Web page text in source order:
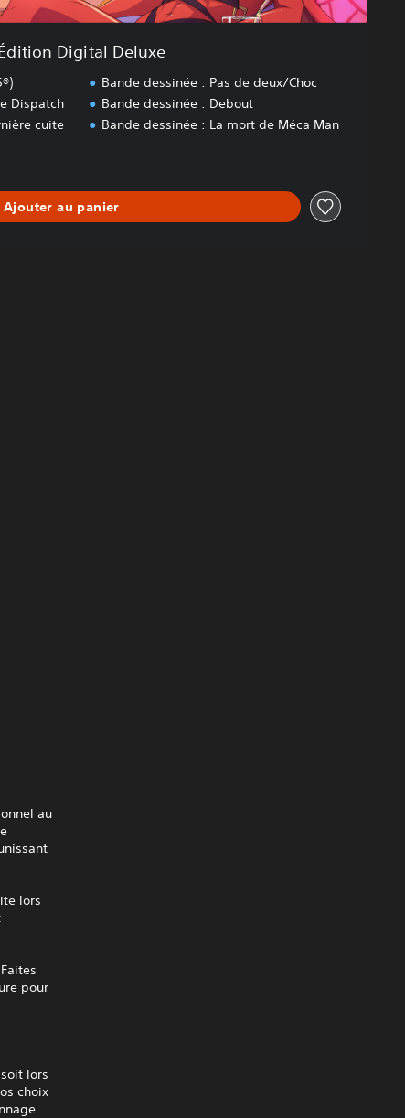
Digital Deluxe
Dispatch
cuite
Bande dessinée : Pas de deux/Choc
Bande dessinée : Debout
Bande dessinée : La mort de Méca Man
Ajouter au panier
au
lors
pour
lors
choix